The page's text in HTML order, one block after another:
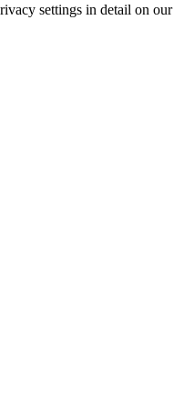
settings in detail on our